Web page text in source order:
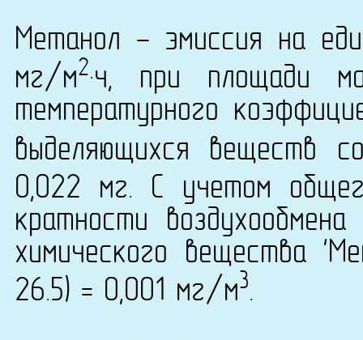
Метанол - эмиссия на
мг/м2·ч, при площади
температурного
выделяющихся веществ
0,022 мг. С учетом
кратности
химического вещества
26.5) = 0,001 мг/м3.